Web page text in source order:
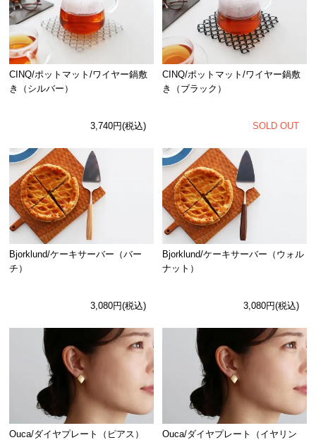
CINQ/ポットマット/ワイヤー鍋敷
き（シルバー）
3,740円(税込)
CINQ/ポットマット/ワイヤー鍋敷
き（ブラック）
SOLD OUT
Bjorklund/ケーキサーバー（バー
チ）
3,080円(税込)
Bjorklund/ケーキサーバー（ウォル
ナット）
3,080円(税込)
Ouca/ダイヤプレート（ピアス）
Ouca/ダイヤプレート（イヤリン